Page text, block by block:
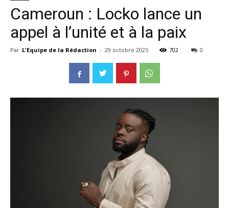
Cameroun : Locko lance un
appel à l’unité et à la paix
Par L'Equipe de la Rédaction - 29 octobre 2025 702 0